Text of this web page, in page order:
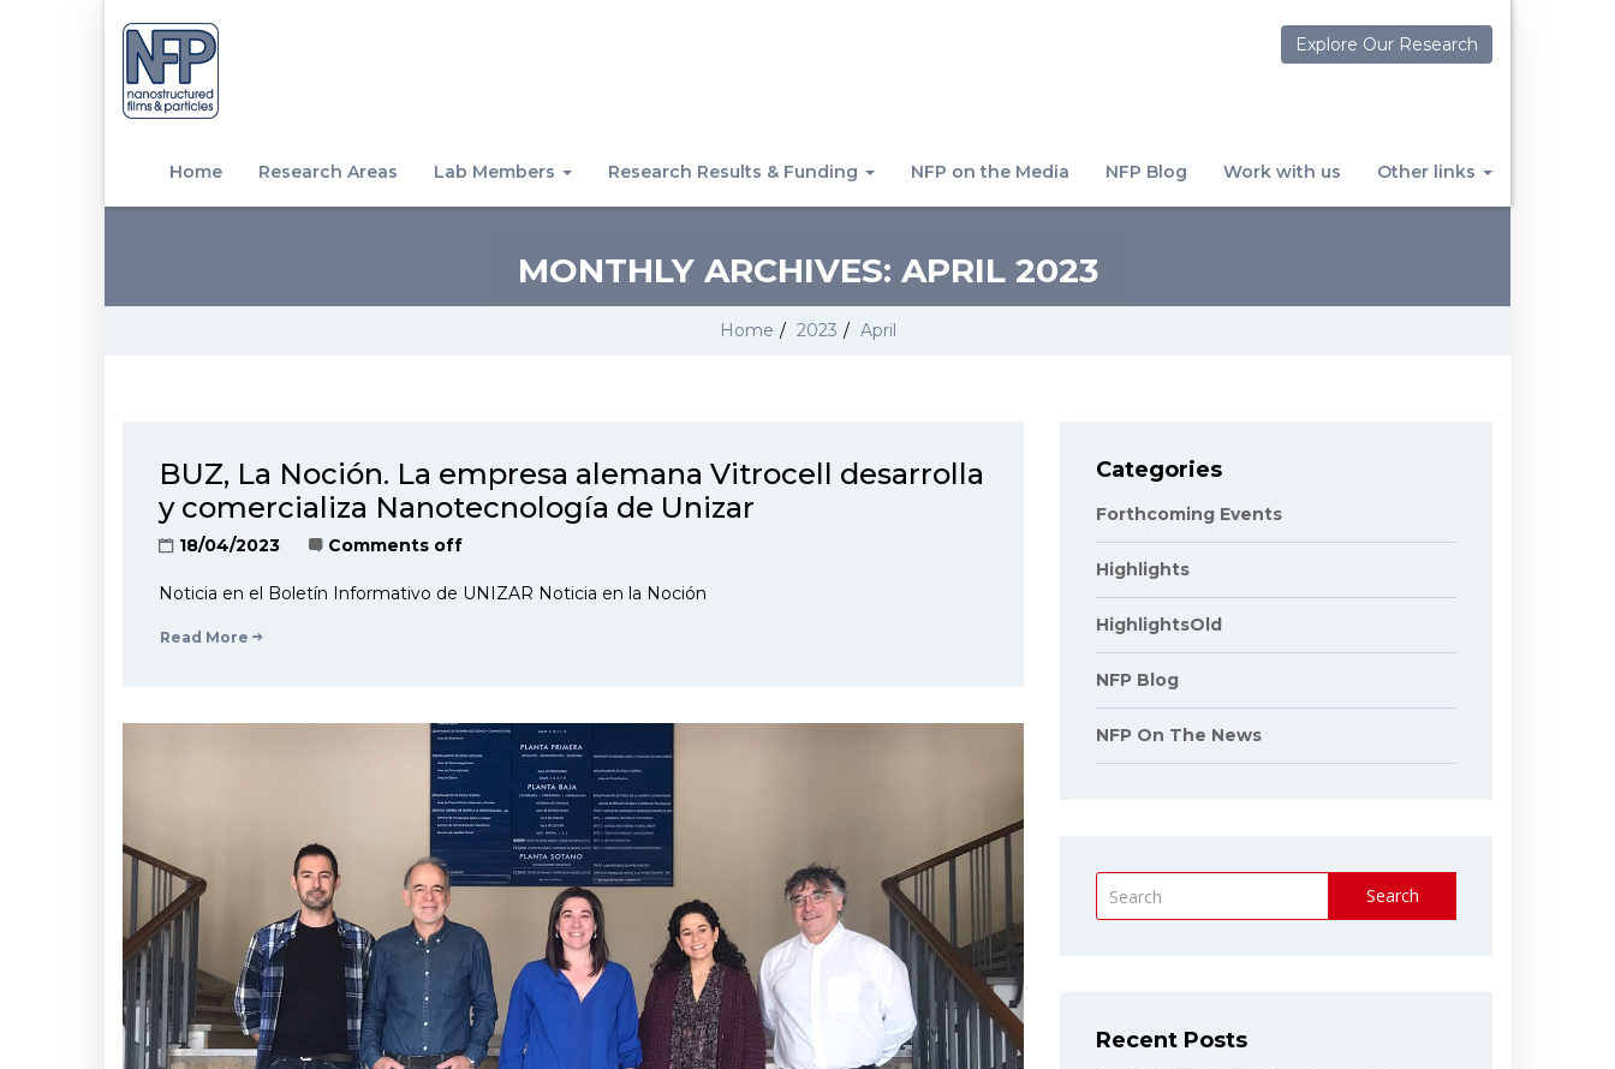
Explore Our Research
Home Research Areas Lab Members Research Results & Funding NFP on the Media NFP Blog Work with us Other links
MONTHLY ARCHIVES: APRIL 2023
Home / 2023 / April
BUZ, La Noción. La empresa alemana Vitrocell desarrolla
y comercializa Nanotecnología de Unizar
18/04/2023 Comments off
Noticia en el Boletín Informativo de UNIZAR Noticia en la Noción
Read More
Categories
Forthcoming Events
Highlights
HighlightsOld
NFP Blog
NFP On The News
Search
Recent Posts